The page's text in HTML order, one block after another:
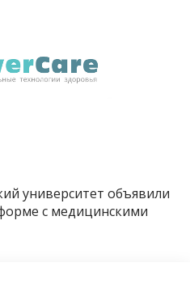
университет объявили
с медицинскими